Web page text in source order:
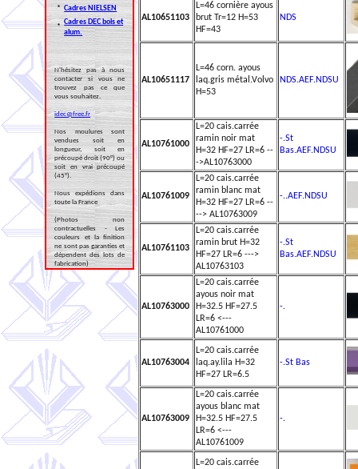
* Cadres NIELSEN
*
Cadres DEC bois et
alum.
N'hésitez pas à nous
contacter si vous ne
trouvez pas ce que
vous souhaitez.
idec@free.fr
Nos moulures sont
vendues soit en
longueur, soit en
précoupé droit (90°) ou
soit en vrai précoupé
(45°).
Nous expédions dans
toute la France
(Photos non
contractuelles - Les
couleurs et la finition
ne sont pas garanties et
dépendent des lots de
fabrication)
AL10651103
L=46 cornière ayous
brut Tr=12 H=53
HF=43
NDS
AL10651117
L=46 corn. ayous
laq.gris métal.Volvo
H=53
NDS.AEF.NDSU
AL10761000
L=20 cais.carrée
ramin noir mat
H=32 HF=27 LR=6 --
->AL10763000
-.St
Bas.AEF.NDSU
AL10761009
L=20 cais.carrée
ramin blanc mat
H=32 HF=27 LR=6 --
--> AL10763009
-..AEF.NDSU
AL10761103
L=20 cais.carrée
ramin brut H=32
HF=27 LR=6 --->
AL10763103
-.St
Bas.AEF.NDSU
AL10763000
L=20 cais.carrée
ayous noir mat
H=32.5 HF=27.5
LR=6 <---
AL10761000
-.
AL10763004
L=20 cais.carrée
laq.ay.lila H=32
HF=27 LR=6.5
-.St Bas
AL10763009
L=20 cais.carrée
ayous blanc mat
H=32.5 HF=27.5
LR=6 <---
AL10761009
-.
L=20 cais.carrée